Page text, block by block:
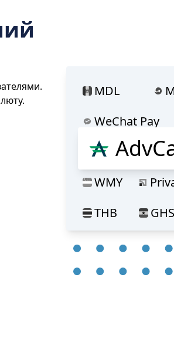
MDL
WeChat Pay
AdvCash
WMY
THB
GHS
M-Pesa
Western Union